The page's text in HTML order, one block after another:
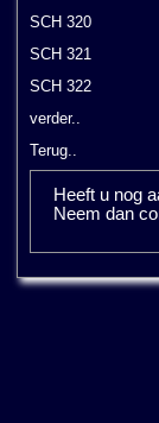
SCH 320
SCH 321
SCH 322
verder..
Terug..
Heeft u nog
Neem dan